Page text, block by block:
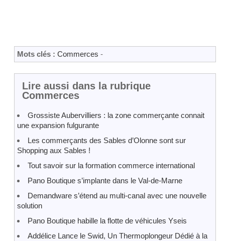
Mots clés : Commerces -
Lire aussi dans la rubrique
Commerces
Grossiste Aubervilliers : la zone commerçante connait
une expansion fulgurante
Les commerçants des Sables d’Olonne sont sur
Shopping aux Sables !
Tout savoir sur la formation commerce international
Pano Boutique s’implante dans le Val-de-Marne
Demandware s’étend au multi-canal avec une nouvelle
solution
Pano Boutique habille la flotte de véhicules Yseis
Addélice Lance le Swid, Un Thermoplongeur Dédié à la